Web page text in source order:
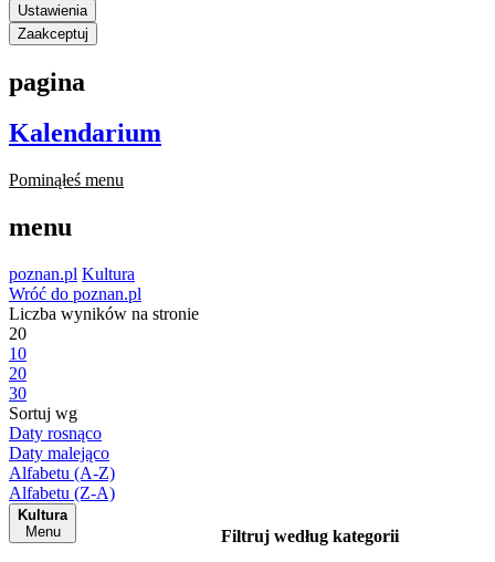
Ustawienia
Zaakceptuj
pagina
Kalendarium
Pominąłeś menu
menu
poznan.pl Kultura
Wróć do poznan.pl
Liczba wyników na stronie
20
10
20
30
Sortuj wg
Daty rosnąco
Daty malejąco
Alfabetu (A-Z)
Alfabetu (Z-A)
Kultura
Menu
Filtruj według kategorii